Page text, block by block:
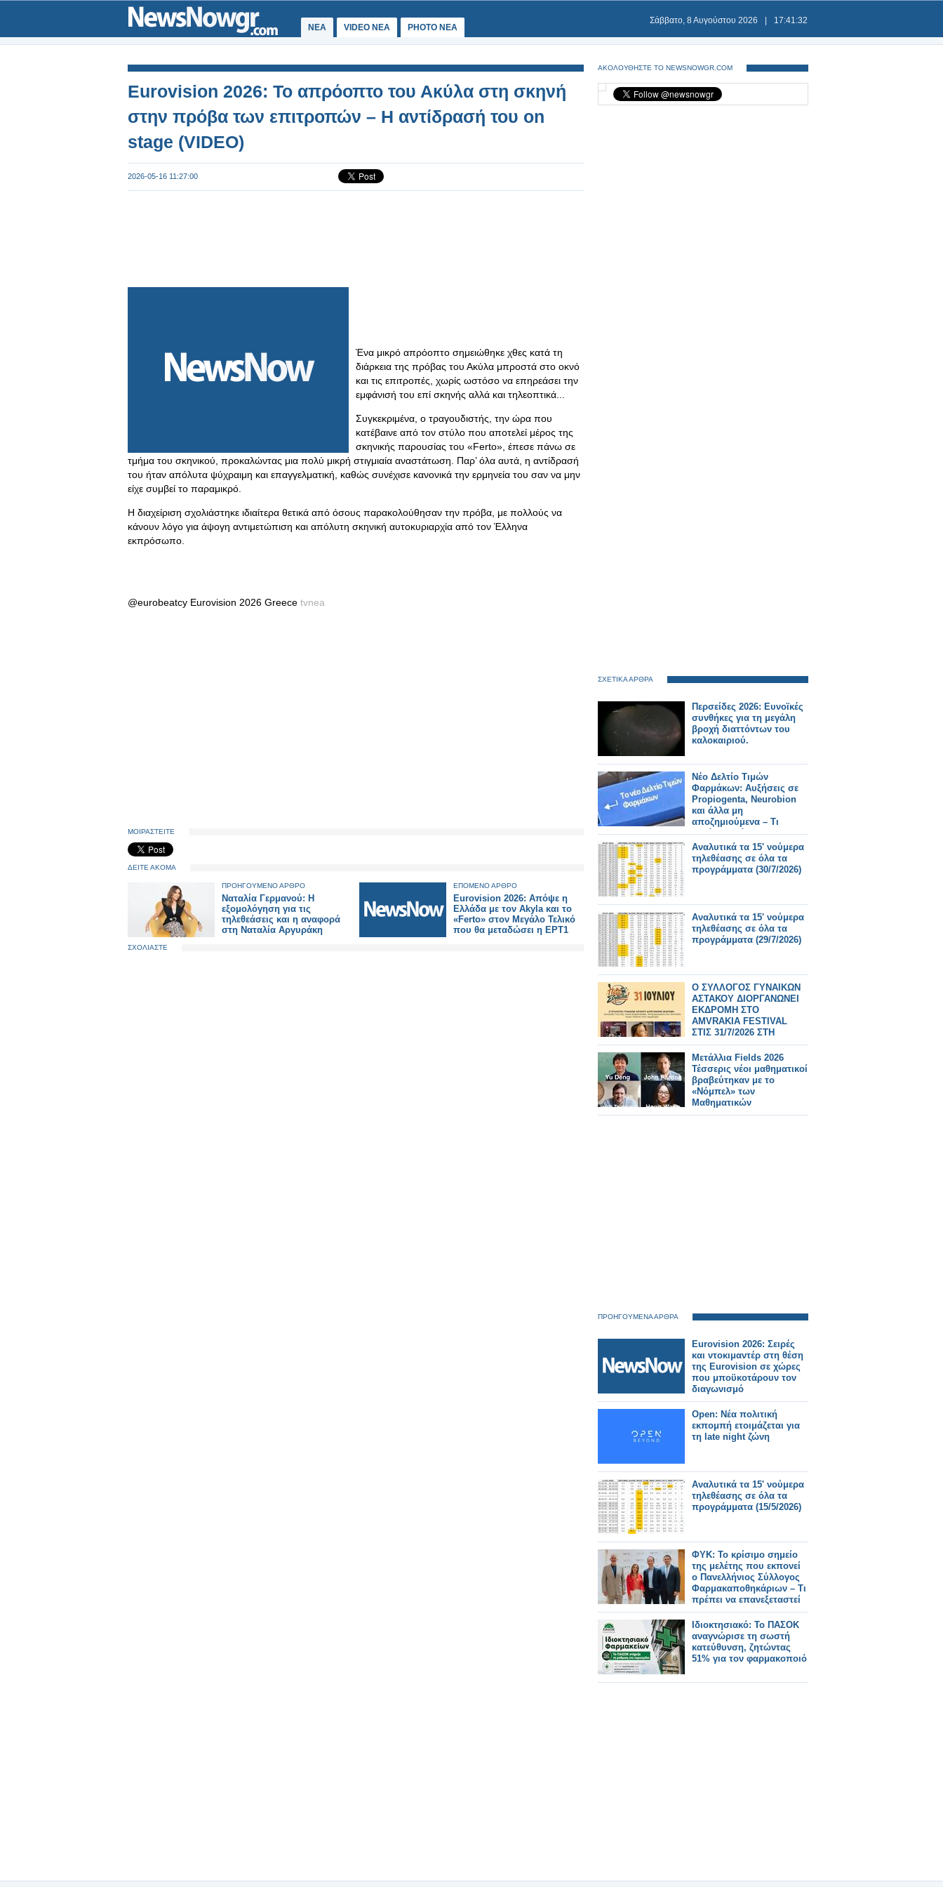
ΝΕΑ VIDEO NEA PHOTO NEA
Σάββατο, 8 Αυγούστου 2026 17:41:32
Eurovision 2026: Το απρόοπτο του Ακύλα στη σκηνή
στην πρόβα των επιτροπών – Η αντίδρασή του on
stage (VIDEO)
2026-05-16 11:27:00
Ένα μικρό απρόοπτο σημειώθηκε χθες κατά τη
διάρκεια της πρόβας του Ακύλα μπροστά στο οκνό
και τις επιτροπές, χωρίς ωστόσο να επηρεάσει την
εμφάνισή του επί σκηνής αλλά και τηλεοπτικά...
Συγκεκριμένα, ο τραγουδιστής, την ώρα που
κατέβαινε από τον στύλο που αποτελεί μέρος της
σκηνικής παρουσίας του «Ferto», έπεσε πάνω σε
τμήμα του σκηνικού, προκαλώντας μια πολύ μικρή στιγμιαία αναστάτωση. Παρ’ όλα αυτά, η αντίδρασή
του ήταν απόλυτα ψύχραιμη και επαγγελματική, καθώς συνέχισε κανονικά την ερμηνεία του σαν να μην
είχε συμβεί το παραμικρό.
Η διαχείριση σχολιάστηκε ιδιαίτερα θετικά από όσους παρακολούθησαν την πρόβα, με πολλούς να
κάνουν λόγο για άψογη αντιμετώπιση και απόλυτη σκηνική αυτοκυριαρχία από τον Έλληνα
εκπρόσωπο.
@eurobeatcy Eurovision 2026 Greece tvnea
ΜΟΙΡΑΣΤΕΙΤΕ
ΔΕΙΤΕ ΑΚΟΜΑ
ΠΡΟΗΓΟΥΜΕΝΟ ΑΡΘΡΟ
Ναταλία Γερμανού: Η
εξομολόγηση για τις
τηλεθεάσεις και η αναφορά
στη Ναταλία Αργυράκη
ΕΠΟΜΕΝΟ ΑΡΘΡΟ
Eurovision 2026: Απόψε η
Ελλάδα με τον Akyla και το
«Ferto» στον Μεγάλο Τελικό
που θα μεταδώσει η ΕΡΤ1
ΣΧΟΛΙΑΣΤΕ
ΑΚΟΛΟΥΘΗΣΤΕ ΤΟ NEWSNOWGR.COM
ΣΧΕΤΙΚΑ ΑΡΘΡΑ
Περσείδες 2026: Ευνοϊκές
συνθήκες για τη μεγάλη
βροχή διαττόντων του
καλοκαιριού.
Νέο Δελτίο Τιμών
Φαρμάκων: Αυξήσεις σε
Propiogenta, Neurobion
και άλλα μη
αποζημιούμενα – Τι
αλλάζει από 31/7/2026
Αναλυτικά τα 15' νούμερα
τηλεθέασης σε όλα τα
προγράμματα (30/7/2026)
Αναλυτικά τα 15' νούμερα
τηλεθέασης σε όλα τα
προγράμματα (29/7/2026)
Ο ΣΥΛΛΟΓΟΣ ΓΥΝΑΙΚΩΝ
ΑΣΤΑΚΟΥ ΔΙΟΡΓΑΝΩΝΕΙ
ΕΚΔΡΟΜΗ ΣΤΟ
AMVRAKIA FESTIVAL
ΣΤΙΣ 31/7/2026 ΣΤΗ
ΣΥΝΑΥΛΙΑ
ΧΑΤΖΗΦΡΑΓΚΕΤΑ
ΚΑΡΑΠΑΤΑΚΗ ΠΥΞ ΛΑΞ
Μετάλλια Fields 2026
Τέσσερις νέοι μαθηματικοί
βραβεύτηκαν με το
«Νόμπελ» των
Μαθηματικών
ΠΡΟΗΓΟΥΜΕΝΑ ΑΡΘΡΑ
Eurovision 2026: Σειρές
και ντοκιμαντέρ στη θέση
της Eurovision σε χώρες
που μποϋκοτάρουν τον
διαγωνισμό
Open: Νέα πολιτική
εκπομπή ετοιμάζεται για
τη late night ζώνη
Αναλυτικά τα 15' νούμερα
τηλεθέασης σε όλα τα
προγράμματα (15/5/2026)
ΦΥΚ: Το κρίσιμο σημείο
της μελέτης που εκπονεί
ο Πανελλήνιος Σύλλογος
Φαρμακαποθηκάριων – Τι
πρέπει να επανεξεταστεί
Ιδιοκτησιακό: Το ΠΑΣΟΚ
αναγνώρισε τη σωστή
κατεύθυνση, ζητώντας
51% για τον φαρμακοποιό